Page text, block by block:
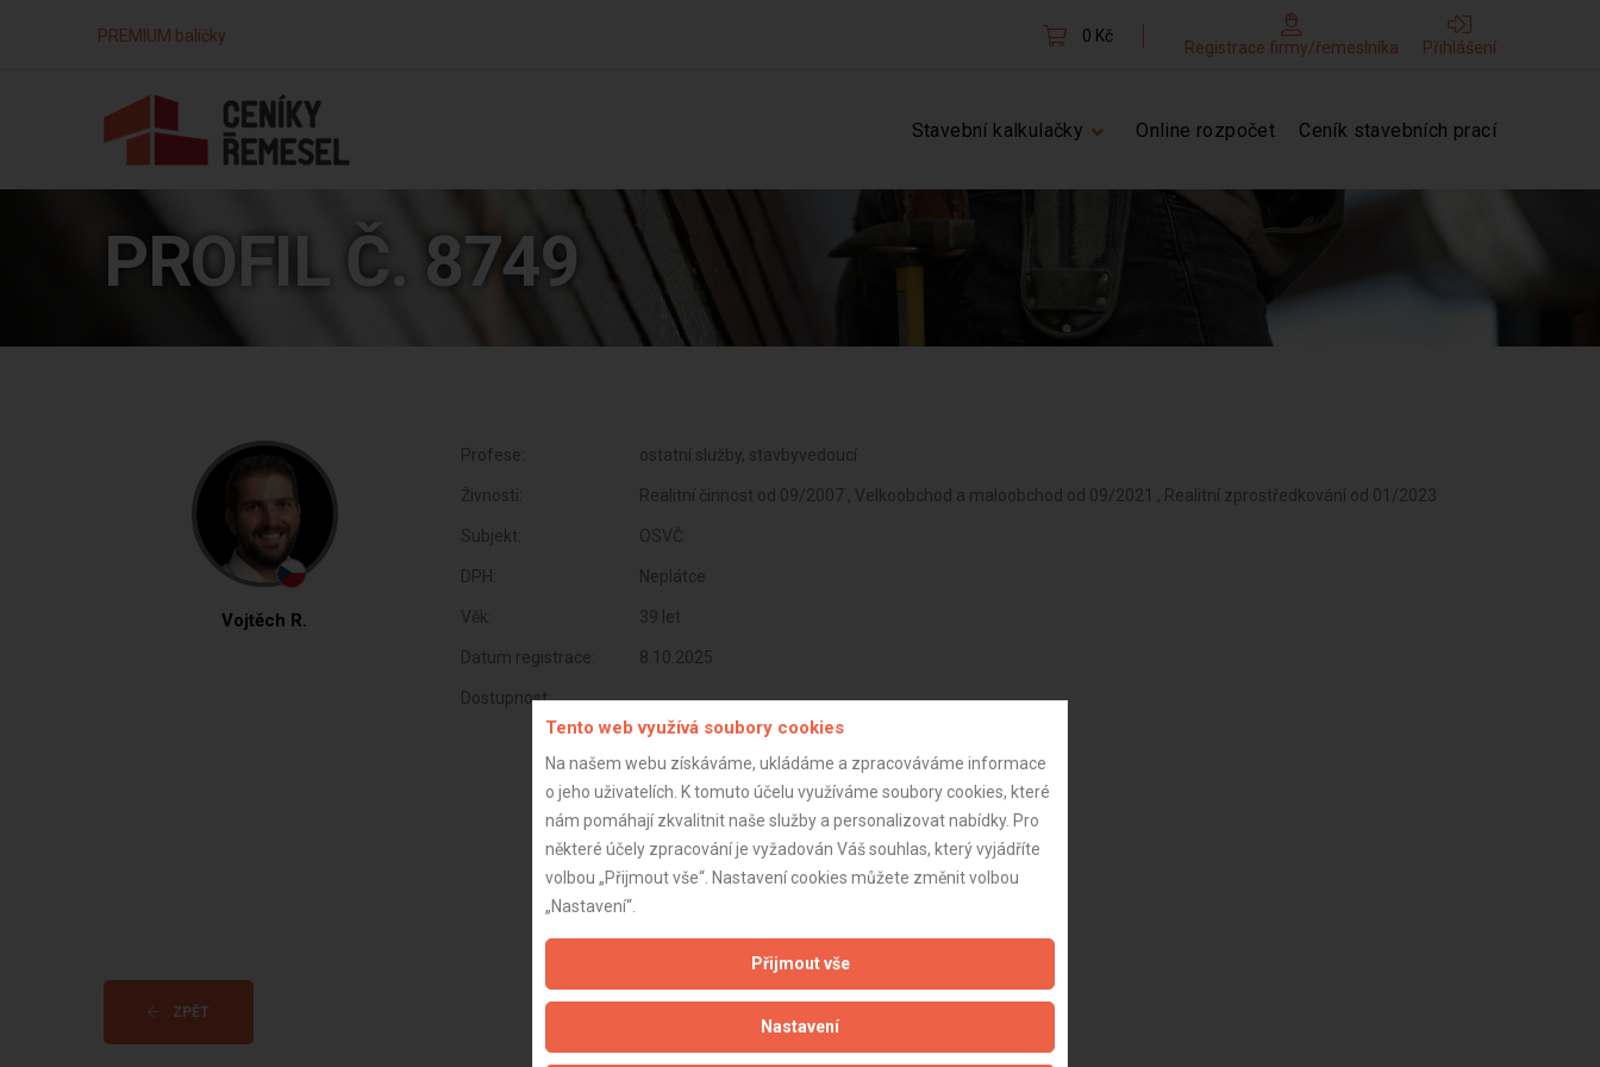
PREMIUM balíčky 0 Kč
Registrace firmy/řemeslníka Přihlášení
Stavební kalkulačky Online rozpočet Ceník stavebních prací
PROFIL Č. 8749
Vojtěch R.
Profese: ostatní služby, stavbyvedoucí
Živnosti: Realitní činnost od 09/2007 , Velkoobchod a maloobchod od 09/2021 , Realitní zprostředkování od 01/2023
Subjekt: OSVČ
DPH: Neplátce
Věk: 39 let
Datum registrace: 8.10.2025
Dostupnost:
ZPĚT
Tento web využívá soubory cookies
Na našem webu získáváme, ukládáme a zpracováváme informace
o jeho uživatelích. K tomuto účelu využíváme soubory cookies, které
nám pomáhají zkvalitnit naše služby a personalizovat nabídky. Pro
některé účely zpracování je vyžadován Váš souhlas, který vyjádříte
volbou „Přijmout vše“. Nastavení cookies můžete změnit volbou
„Nastavení“.
Přijmout vše
Nastavení